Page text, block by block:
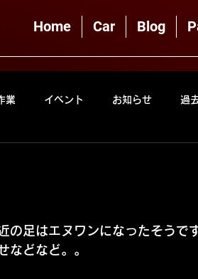
Home Car Blog
業 イベント お知らせ 過
の足はエヌワンになったそうです
などなど。。